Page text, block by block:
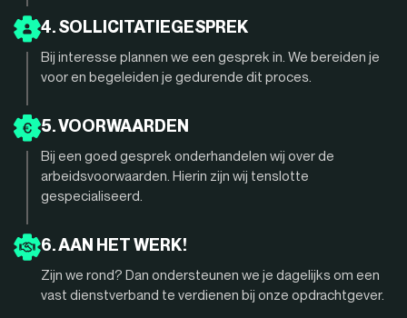
4. SOLLICITATIEGESPREK
Bij interesse plannen we een gesprek in. We bereiden je
voor en begeleiden je gedurende dit proces.
5. VOORWAARDEN
Bij een goed gesprek onderhandelen wij over de
arbeidsvoorwaarden. Hierin zijn wij tenslotte
gespecialiseerd.
6. AAN HET WERK!
Zijn we rond? Dan ondersteunen we je dagelijks om een
vast dienstverband te verdienen bij onze opdrachtgever.